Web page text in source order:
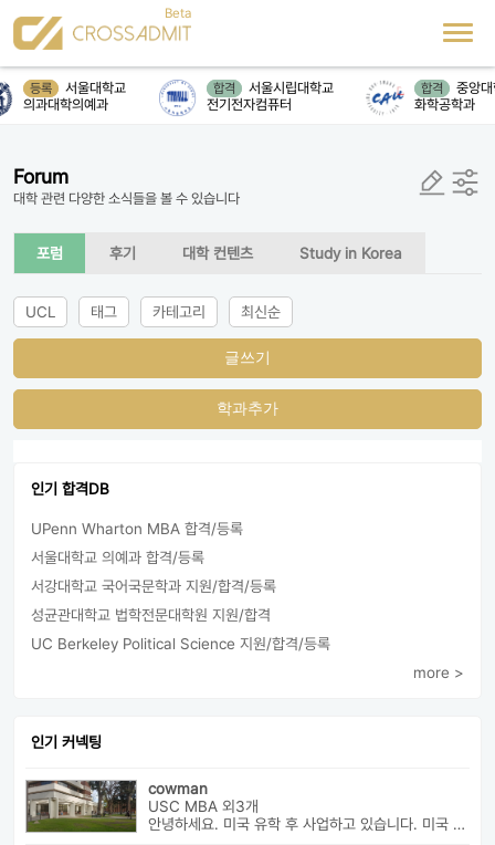
등록
서울대학교
의과대학의예과
합격
서울시립대학교
전기전자컴퓨터
합격
중앙대
화학공학과
Forum
대학 관련 다양한 소식들을 볼 수 있습니다
포럼 후기 대학 컨텐츠 Study in Korea
UCL 태그 카테고리 최신순
글쓰기
학과추가
인기 합격DB
UPenn Wharton MBA 합격/등록
서울대학교 의예과 합격/등록
서강대학교 국어국문학과 지원/합격/등록
성균관대학교 법학전문대학원 지원/합격
UC Berkeley Political Science 지원/합격/등록
more >
인기 커넥팅
cowman
USC MBA 외3개
안녕하세요. 미국 유학 후 사업하고 있습니다. 미국 유학 관련 전반...